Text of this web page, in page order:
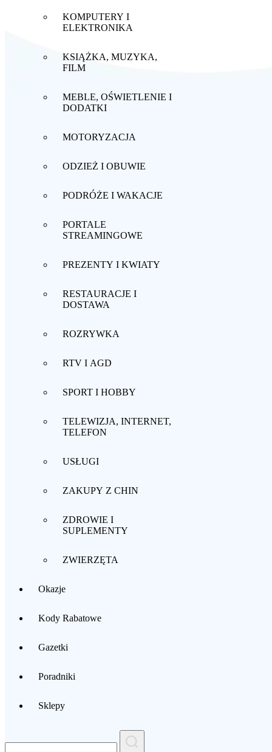
KOMPUTERY I
ELEKTRONIKA
KSIĄŻKA, MUZYKA,
FILM
MEBLE, OŚWIETLENIE I
DODATKI
MOTORYZACJA
ODZIEŻ I OBUWIE
PODRÓŻE I WAKACJE
PORTALE
STREAMINGOWE
PREZENTY I KWIATY
RESTAURACJE I
DOSTAWA
ROZRYWKA
RTV I AGD
SPORT I HOBBY
TELEWIZJA, INTERNET,
TELEFON
USŁUGI
ZAKUPY Z CHIN
ZDROWIE I
SUPLEMENTY
ZWIERZĘTA
Okazje
Kody Rabatowe
Gazetki
Poradniki
Sklepy